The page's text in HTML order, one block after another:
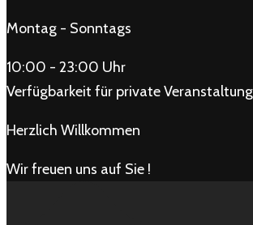
Montag - Sonntags
10:00 - 23:00 Uhr
Verfügbarkeit für private
Herzlich Willkommen
Wir freuen uns auf Sie !